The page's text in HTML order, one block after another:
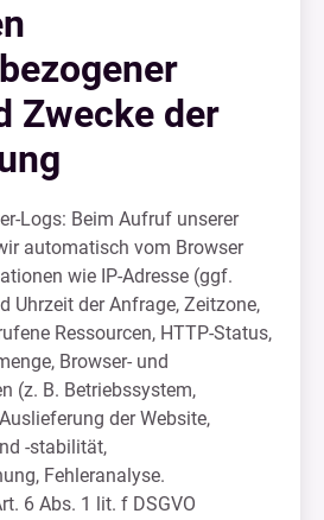
Zwecke der
Logs: Beim Aufruf unserer
automatisch vom Browser
wie IP-Adresse (ggf.
Uhrzeit der Anfrage, Zeitzone,
Ressourcen, HTTP-Status,
Browser- und
(z. B. Betriebssystem,
der Website,
-stabilität,
Fehleranalyse.
6 Abs. 1 lit. f DSGVO